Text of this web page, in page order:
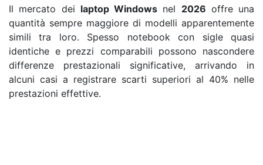
Il mercato dei laptop Windows nel 2026 offre una
quantità sempre maggiore di modelli apparentemente
simili tra loro. Spesso notebook con sigle quasi
identiche e prezzi comparabili possono nascondere
differenze prestazionali significative, arrivando in
alcuni casi a registrare scarti superiori al 40% nelle
prestazioni effettive.